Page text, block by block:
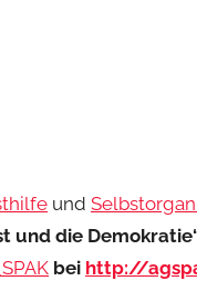
und
und die
bei http://